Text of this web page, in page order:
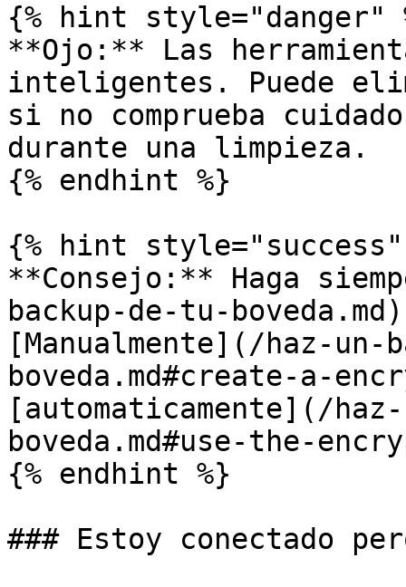
{% hint style="danger"
**Ojo:** Las
inteligentes. Puede
si no comprueba
durante una limpieza.
{% endhint %}
{% hint style="success"
**Consejo:** Haga
backup-de-tu-
[Manualmente](/haz-un-
boveda.md#create-a-
[automaticamente](/
boveda.md#use-the-
{% endhint %}
### Estoy conectado